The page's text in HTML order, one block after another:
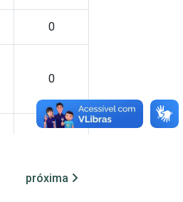
0
0
próxima